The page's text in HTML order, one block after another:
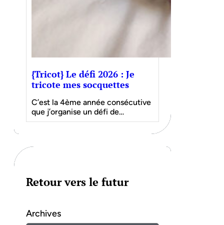
{Tricot} Le défi 2026 : Je
tricote mes socquettes
C’est la 4ème année consécutive
que j’organise un défi de…
Retour vers le futur
Archives